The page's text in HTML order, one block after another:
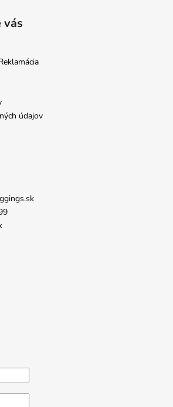
vás
údajov